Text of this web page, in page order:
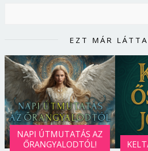
EZT MÁR
NAPI ÚTMUTATÁS AZ
ŐRANGYALODTÓL!